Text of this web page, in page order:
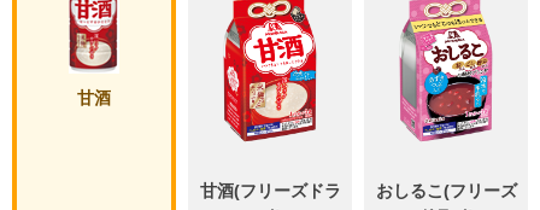
甘酒
甘酒(フリーズドラ
おしるこ(フリーズ